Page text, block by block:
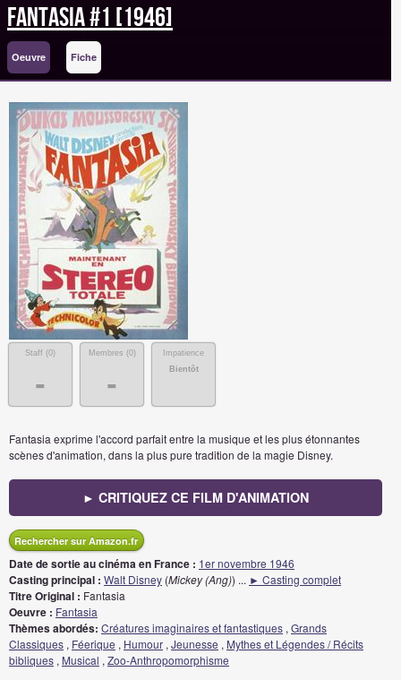
Fantasia #1 [1946]
Oeuvre Fiche
Staff (0)
-
Membres (0)
-
Impatience
Bientôt
Fantasia exprime l'accord parfait entre la musique et les plus étonnantes
scènes d'animation, dans la plus pure tradition de la magie Disney.
► CRITIQUEZ CE FILM D'ANIMATION
Rechercher sur Amazon.fr
Date de sortie au cinéma en France : 1er novembre 1946
Casting principal : Walt Disney (Mickey (Ang)) ... ► Casting complet
Titre Original : Fantasia
Oeuvre : Fantasia
Thèmes abordés: Créatures imaginaires et fantastiques , Grands
Classiques , Féerique , Humour , Jeunesse , Mythes et Légendes / Récits
bibliques , Musical , Zoo-Anthropomorphisme